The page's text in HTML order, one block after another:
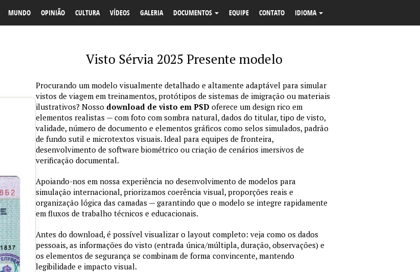
MUNDO OPINIÃO CULTURA VÍDEOS GALERIA DOCUMENTOS EQUIPE CONTATO IDIOMA
Visto Sérvia 2025 Presente modelo
Procurando um modelo visualmente detalhado e altamente adaptável para simular
vistos de viagem em treinamentos, protótipos de sistemas de imigração ou materiais
ilustrativos? Nosso download de visto em PSD oferece um design rico em
elementos realistas — com foto com sombra natural, dados do titular, tipo de visto,
validade, número de documento e elementos gráficos como selos simulados, padrão
de fundo sutil e microtextos visuais. Ideal para equipes de fronteira,
desenvolvimento de software biométrico ou criação de cenários imersivos de
verificação documental.
Apoiando-nos em nossa experiência no desenvolvimento de modelos para
simulação internacional, priorizamos coerência visual, proporções reais e
organização lógica das camadas — garantindo que o modelo se integre rapidamente
em fluxos de trabalho técnicos e educacionais.
Antes do download, é possível visualizar o layout completo: veja como os dados
pessoais, as informações do visto (entrada única/múltipla, duração, observações) e
os elementos de segurança se combinam de forma convincente, mantendo
legibilidade e impacto visual.